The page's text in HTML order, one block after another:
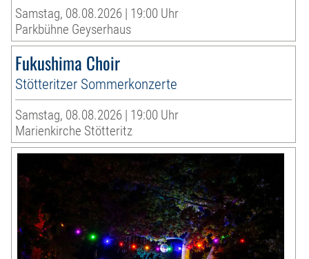
Samstag, 08.08.2026 | 19:00 Uhr
Parkbühne Geyserhaus
Fukushima Choir
Stötteritzer Sommerkonzerte
Samstag, 08.08.2026 | 19:00 Uhr
Marienkirche Stötteritz